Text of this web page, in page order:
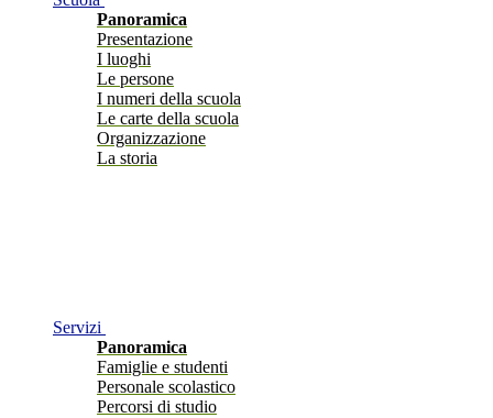
Panoramica
Presentazione
I luoghi
Le persone
I numeri della scuola
Le carte della scuola
Organizzazione
La storia
Servizi
Panoramica
Famiglie e studenti
Personale scolastico
Percorsi di studio